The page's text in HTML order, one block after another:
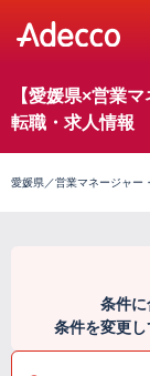
【愛媛県×営業
転職・求人情報
愛媛県／営業マネージャー
条件に
条件を変更し